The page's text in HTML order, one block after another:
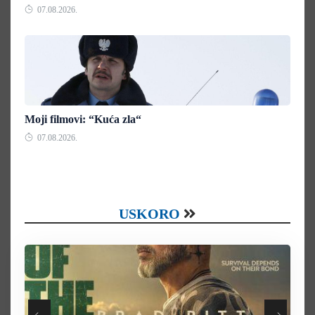
07.08.2026.
Moji filmovi: “Kuća zla“
07.08.2026.
USKORO